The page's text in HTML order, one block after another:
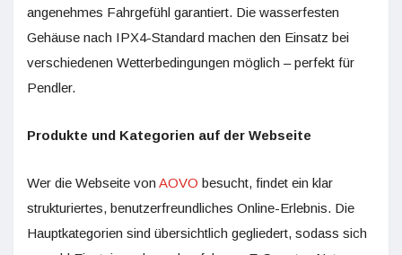
angenehmes Fahrgefühl garantiert. Die wasserfesten
Gehäuse nach IPX4-Standard machen den Einsatz bei
verschiedenen Wetterbedingungen möglich – perfekt für
Pendler.
Produkte und Kategorien auf der Webseite
Wer die Webseite von AOVO besucht, findet ein klar
strukturiertes, benutzerfreundliches Online-Erlebnis. Die
Hauptkategorien sind übersichtlich gegliedert, sodass sich